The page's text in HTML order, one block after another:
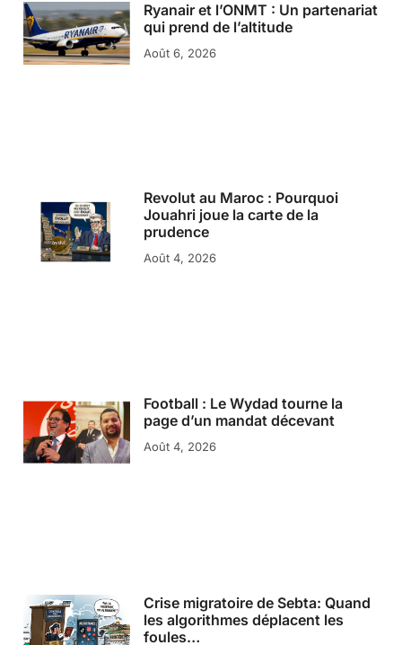
Ryanair et l’ONMT : Un partenariat
qui prend de l’altitude
Août 6, 2026
Revolut au Maroc : Pourquoi
Jouahri joue la carte de la
prudence
Août 4, 2026
Football : Le Wydad tourne la
page d’un mandat décevant
Août 4, 2026
Crise migratoire de Sebta: Quand
les algorithmes déplacent les
foules…